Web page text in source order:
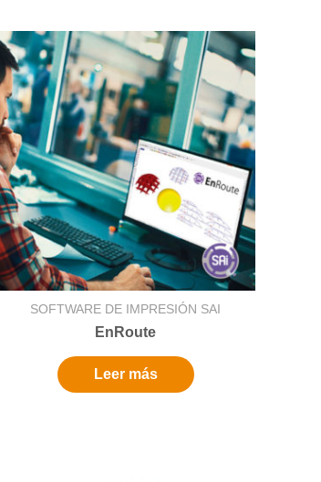
SOFTWARE DE IMPRESIÓN SAI
EnRoute
Leer más